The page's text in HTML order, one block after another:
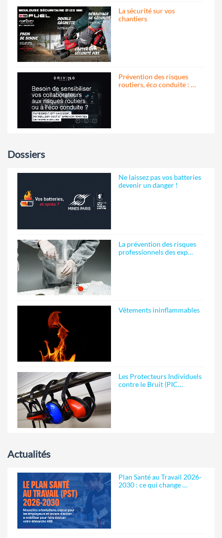
La sécurité sur vos
chantiers
Prévention des risques
routiers, éco conduite : …
Dossiers
Ne laissez pas vos batteries
devenir un danger !
La prévention des risques
professionnels des exp…
Vêtements ininflammables
Les Protecteurs Individuels
contre le Bruit (PIC…
Actualités
Plan Santé au Travail 2026-
2030 : ce qui change …